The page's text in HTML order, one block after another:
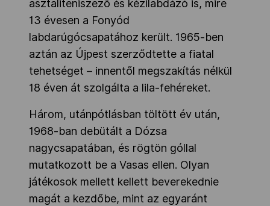
asztaliteniszező és kézilabdázó is, mire
13 évesen a Fonyód
labdarúgócsapatához került. 1965-ben
aztán az Újpest szerződtette a fiatal
tehetséget – innentől megszakítás nélkül
18 éven át szolgálta a lila-fehéreket.
Három, utánpótlásban töltött év után,
1968-ban debütált a Dózsa
nagycsapatában, és rögtön góllal
mutatkozott be a Vasas ellen. Olyan
játékosok mellett kellett beverekednie
magát a kezdőbe, mint az egyaránt